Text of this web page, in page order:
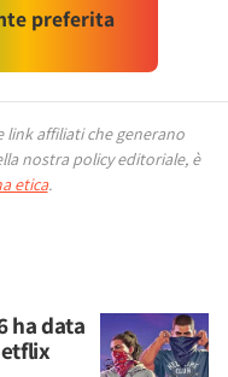
preferita
affiliati che generano
nostra policy editoriale, è
etica.
ha data